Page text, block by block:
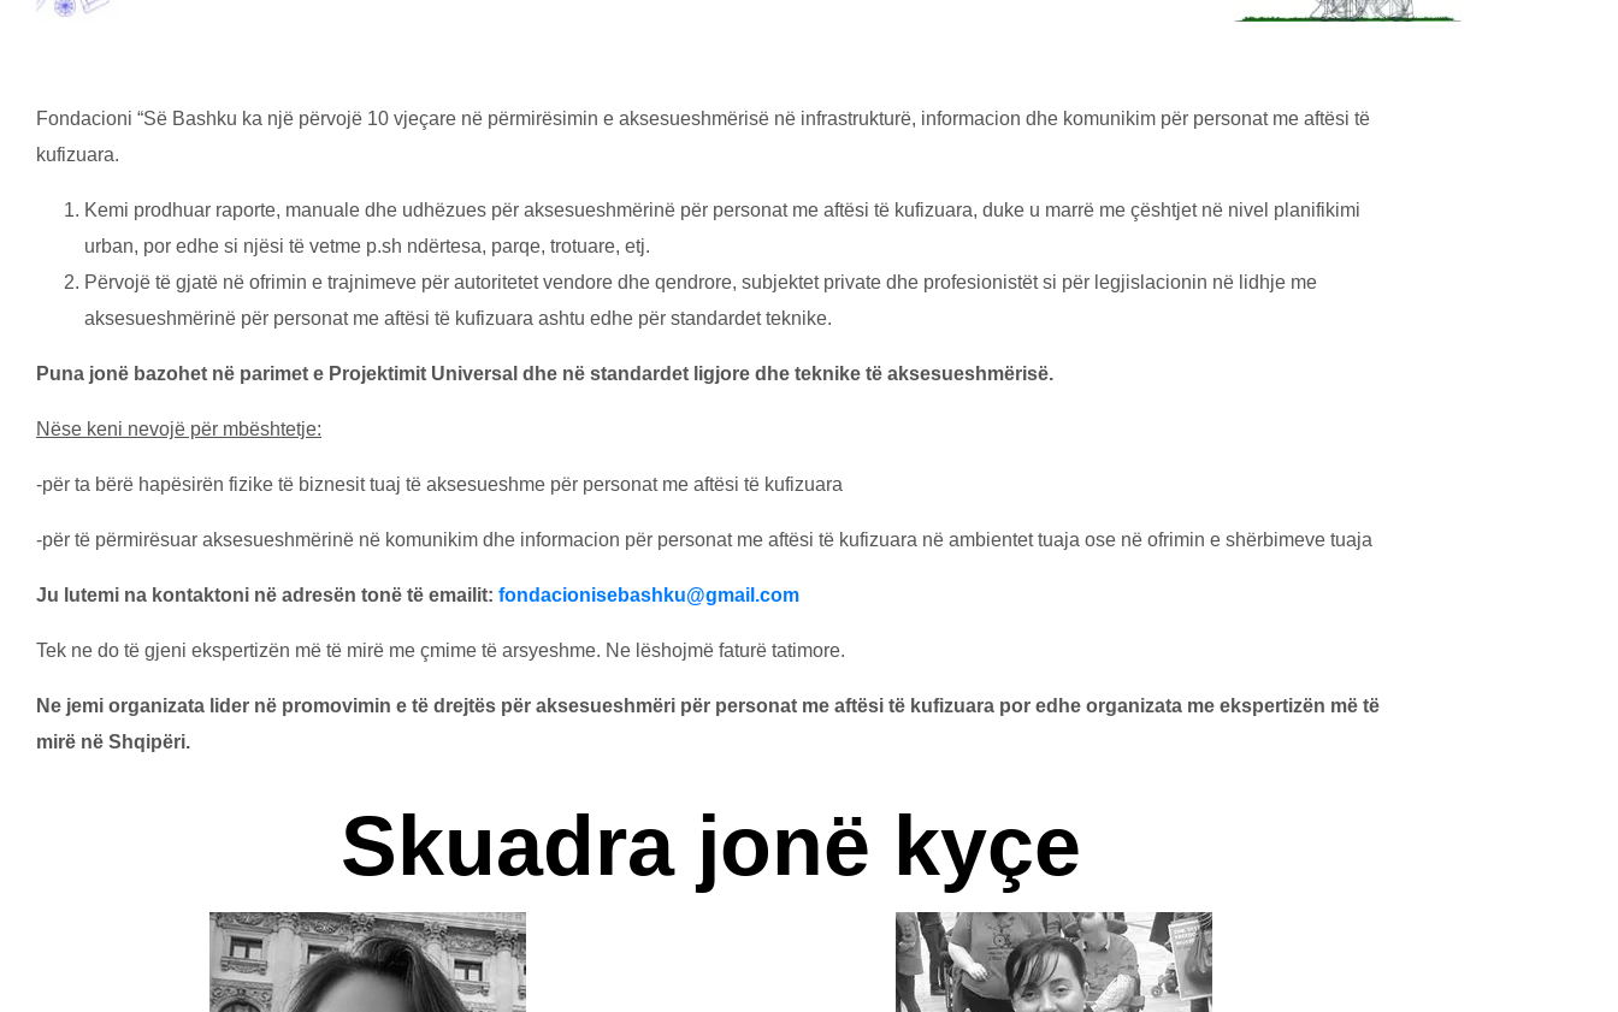
Fondacioni “Së Bashku ka një përvojë 10 vjeçare në përmirësimin e aksesueshmërisë në infrastrukturё, informacion dhe komunikim për personat me aftësi të
kufizuara.
Kemi prodhuar raporte, manuale dhe udhëzues për aksesueshmёrinё për personat me aftësi të kufizuara, duke u marrё me çështjet në nivel planifikimi
urban, por edhe si njësi të vetme p.sh ndërtesa, parqe, trotuare, etj.
Përvojë të gjatë në ofrimin e trajnimeve për autoritetet vendore dhe qendrore, subjektet private dhe profesionistët si për legjislacionin në lidhje me
aksesueshmёrinё pёr personat me aftësi të kufizuara ashtu edhe për standardet teknike.
Puna jonë bazohet në parimet e Projektimit Universal dhe në standardet ligjore dhe teknike të aksesueshmërisë.
Nëse keni nevojë për mbështetje:
-për ta bërë hapësirën fizike të biznesit tuaj të aksesueshme për personat me aftësi të kufizuara
-për të përmirësuar aksesueshmёrinё në komunikim dhe informacion për personat me aftësi të kufizuara në ambientet tuaja ose në ofrimin e shërbimeve tuaja
Ju lutemi na kontaktoni nё adresën tonë të emailit: fondacionisebashku@gmail.com
Tek ne do të gjeni ekspertizën më të mirë me çmime të arsyeshme. Ne lëshojmë faturë tatimore.
Ne jemi organizata lider në promovimin e të drejtës për aksesueshmëri për personat me aftësi të kufizuara por edhe organizata me ekspertizën më të
mirë në Shqipëri.
Skuadra jonë kyçe